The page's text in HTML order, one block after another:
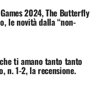
2024, The Butterfly
le novità dalla “non-
ti amano tanto tanto
n. 1-2, la recensione.